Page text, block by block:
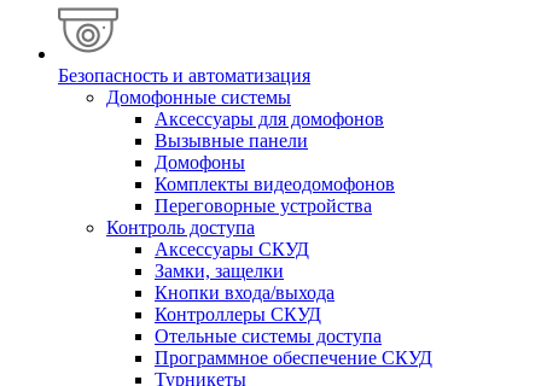
Безопасность и автоматизация
Домофонные системы
Аксессуары для домофонов
Вызывные панели
Домофоны
Комплекты видеодомофонов
Переговорные устройства
Контроль доступа
Аксессуары СКУД
Замки, защелки
Кнопки входа/выхода
Контроллеры СКУД
Отельные системы доступа
Программное обеспечение СКУД
Турникеты